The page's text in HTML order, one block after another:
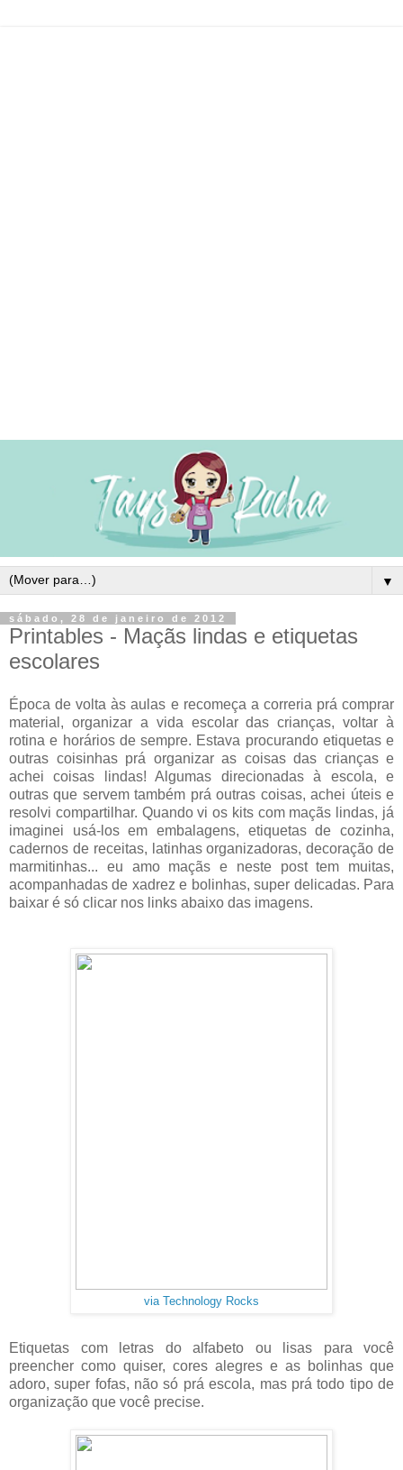
▼
sábado, 28 de janeiro de 2012
Printables - Maçãs lindas e etiquetas
escolares
Época de volta às aulas e recomeça a correria prá comprar
material, organizar a vida escolar das crianças, voltar à
rotina e horários de sempre. Estava procurando etiquetas e
outras coisinhas prá organizar as coisas das crianças e
achei coisas lindas! Algumas direcionadas à escola, e
outras que servem também prá outras coisas, achei úteis e
resolvi compartilhar. Quando vi os kits com maçãs lindas, já
imaginei usá-los em embalagens, etiquetas de cozinha,
cadernos de receitas, latinhas organizadoras, decoração de
marmitinhas... eu amo maçãs e neste post tem muitas,
acompanhadas de xadrez e bolinhas, super delicadas. Para
baixar é só clicar nos links abaixo das imagens.
via Technology Rocks
Etiquetas com letras do alfabeto ou lisas para você
preencher como quiser, cores alegres e as bolinhas que
adoro, super fofas, não só prá escola, mas prá todo tipo de
organização que você precise.